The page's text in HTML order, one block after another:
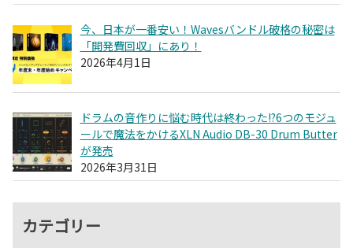
今、日本が一番安い！Wavesバンドル破格の秘密は
「開発費回収」にあり！
2026年4月1日
ドラムの音作りに悩む時代は終わった!?6つのモジュ
ールで魔法をかけるXLN Audio DB-30 Drum Butter
が発売
2026年3月31日
カテゴリー